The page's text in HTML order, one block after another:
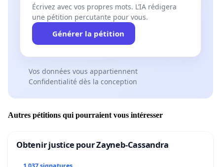
Écrivez avec vos propres mots. L’IA rédigera
une pétition percutante pour vous.
Générer la pétition
Vos données vous appartiennent
Confidentialité dès la conception
Autres pétitions qui pourraient vous intéresser
Obtenir justice pour Zayneb-Cassandra